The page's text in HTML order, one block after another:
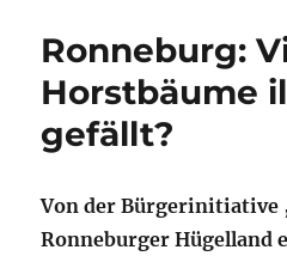
Ronneburg:
Horstbäume
gefällt?
Von der Bürgerinitiative
Ronneburger Hügelland